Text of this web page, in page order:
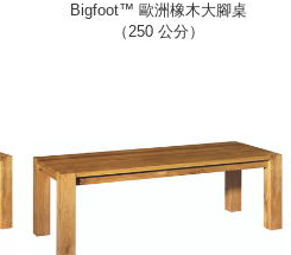
Bigfoot™ 歐洲橡木大腳桌
（250 公分）